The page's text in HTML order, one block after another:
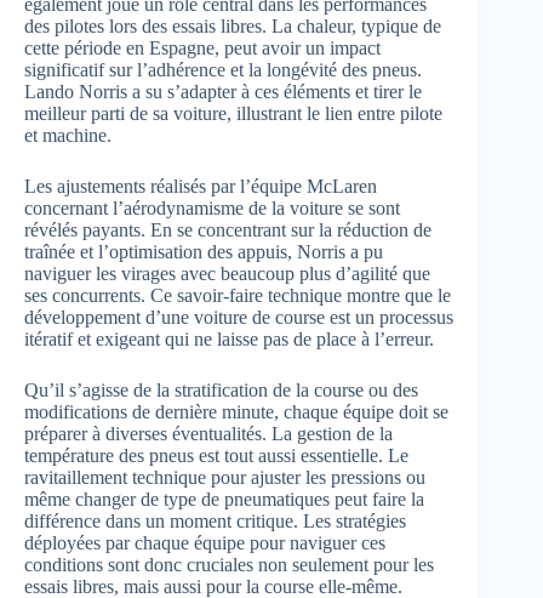
des pilotes lors des essais libres. La chaleur, typique de
cette période en Espagne, peut avoir un impact
significatif sur l’adhérence et la longévité des pneus.
Lando Norris a su s’adapter à ces éléments et tirer le
meilleur parti de sa voiture, illustrant le lien entre pilote
et machine.
Les ajustements réalisés par l’équipe McLaren
concernant l’aérodynamisme de la voiture se sont
révélés payants. En se concentrant sur la réduction de
traînée et l’optimisation des appuis, Norris a pu
naviguer les virages avec beaucoup plus d’agilité que
ses concurrents. Ce savoir-faire technique montre que le
développement d’une voiture de course est un processus
itératif et exigeant qui ne laisse pas de place à l’erreur.
Qu’il s’agisse de la stratification de la course ou des
modifications de dernière minute, chaque équipe doit se
préparer à diverses éventualités. La gestion de la
température des pneus est tout aussi essentielle. Le
ravitaillement technique pour ajuster les pressions ou
même changer de type de pneumatiques peut faire la
différence dans un moment critique. Les stratégies
déployées par chaque équipe pour naviguer ces
conditions sont donc cruciales non seulement pour les
essais libres, mais aussi pour la course elle-même.